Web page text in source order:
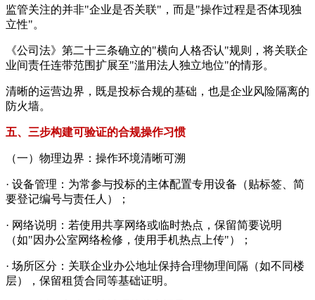
监管关注的并非"企业是否关联"，而是"操作过程是否体现独
立性"。
《公司法》第二十三条确立的"横向人格否认"规则，将关联企
业间责任连带范围扩展至"滥用法人独立地位"的情形。
清晰的运营边界，既是投标合规的基础，也是企业风险隔离的
防火墙。
五、三步构建可验证的合规操作习惯
（一）物理边界：操作环境清晰可溯
· 设备管理：为常参与投标的主体配置专用设备（贴标签、简
要登记编号与责任人）；
· 网络说明：若使用共享网络或临时热点，保留简要说明
（如"因办公室网络检修，使用手机热点上传"）；
· 场所区分：关联企业办公地址保持合理物理间隔（如不同楼
层），保留租赁合同等基础证明。